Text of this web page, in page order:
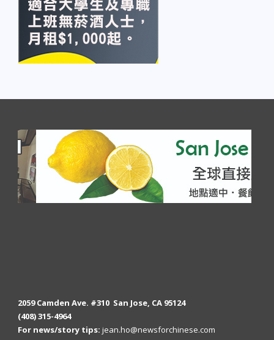
2059 Camden Ave. #310 San Jose, CA 95124
(408) 315-4964
For news/story tips: jean.ho@newsforchinese.com